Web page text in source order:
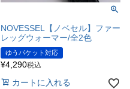
NOVESSEL【ノベセル】ファー
レッグウォーマー/全2色
ゆうパケット対応
¥4,290税込
カートに入れる